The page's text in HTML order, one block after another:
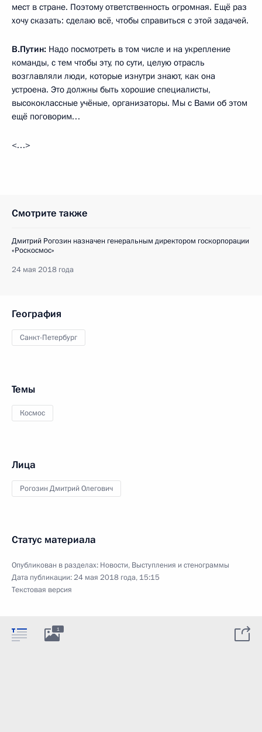
мест в стране. Поэтому ответственность огромная. Ещё раз
хочу сказать: сделаю всё, чтобы справиться с этой задачей.
В.Путин: Надо посмотреть в том числе и на укрепление
команды, с тем чтобы эту, по сути, целую отрасль
возглавляли люди, которые изнутри знают, как она
устроена. Это должны быть хорошие специалисты,
высококлассные учёные, организаторы. Мы с Вами об этом
ещё поговорим…
<…>
Смотрите также
Дмитрий Рогозин назначен генеральным директором госкорпорации
«Роскосмос»
24 мая 2018 года
География
Санкт-Петербург
Темы
Космос
Лица
Рогозин Дмитрий Олегович
Статус материала
Опубликован в разделах: Новости, Выступления и стенограммы
Дата публикации:24 мая 2018 года, 15:15
Текстовая версия
1